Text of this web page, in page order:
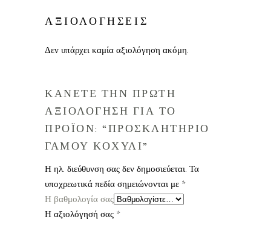
ΑΞΙΟΛΟΓΗΣΕΙΣ
Δεν υπάρχει καμία αξιολόγηση ακόμη.
ΚΑΝΕΤΕ ΤΗΝ ΠΡΩΤΗ
ΑΞΙΟΛΟΓΗΣΗ ΓΙΑ ΤΟ
ΠΡΟΪΟΝ: “ΠΡΟΣΚΛΗΤΗΡΙΟ
ΓΑΜΟΥ ΚΟΧΥΛΙ”
Η ηλ. διεύθυνση σας δεν δημοσιεύεται. Τα
υποχρεωτικά πεδία σημειώνονται με *
Η βαθμολογία σας
Η αξιολόγησή σας *